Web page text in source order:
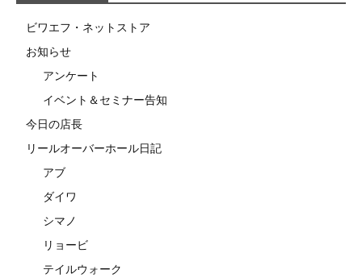
ビワエフ・ネットストア
お知らせ
アンケート
イベント＆セミナー告知
今日の店長
リールオーバーホール日記
アブ
ダイワ
シマノ
リョービ
テイルウォーク